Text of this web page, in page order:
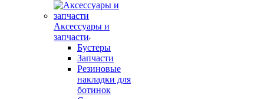
Аксессуары и
запчасти
Бустеры
Запчасти
Резиновые
накладки для
ботинок